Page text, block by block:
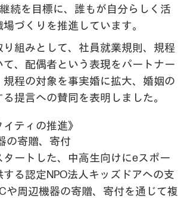
続を目標に、誰もが自分らしく活
づくりを推進しています。
り組みとして、社員就業規則、規程
て、配偶者という表現をパートナー
規程の対象を事実婚に拡大、婚姻の
提言への賛同を表明しました。
ティの推進》
の寄贈、寄付
タートした、中高生向けにeスポー
する認定NPO法人キッズドアへの支
や周辺機器の寄贈、寄付を通じて複